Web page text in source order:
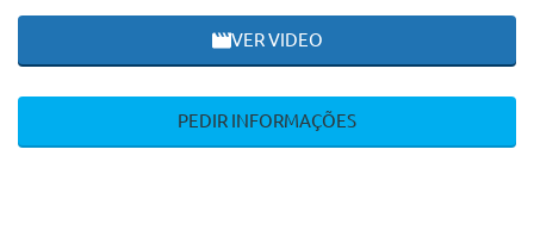
VER VIDEO
PEDIR INFORMAÇÕES